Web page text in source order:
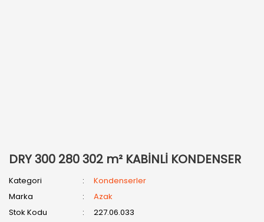
DRY 300 280 302 m² KABİNLİ KONDENSER
Kategori
Kondenserler
Marka
Azak
Stok Kodu
227.06.033